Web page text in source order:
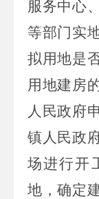
服务中心
等部门实
拟用地是
用地建房
人民政府
镇人民政
场进行开
地，确定